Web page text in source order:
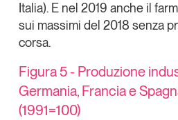
Italia). E nel 2019 anche il
sui massimi del 2018 senza
corsa.
Figura 5 - Produzione
Germania, Francia e
(1991=100)